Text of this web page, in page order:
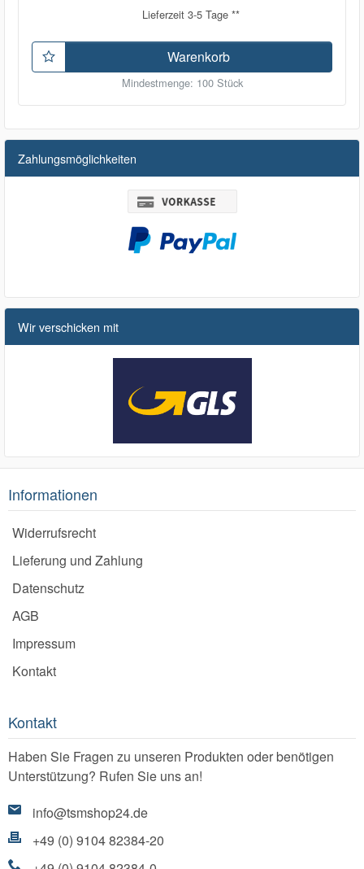
Lieferzeit 3-5 Tage **
Warenkorb
Mindestmenge: 100 Stück
Zahlungsmöglichkeiten
Wir verschicken mit
Informationen
Widerrufsrecht
Lieferung und Zahlung
Datenschutz
AGB
Impressum
Kontakt
Kontakt
Haben Sie Fragen zu unseren Produkten oder benötigen
Unterstützung? Rufen Sie uns an!
info@tsmshop24.de
+49 (0) 9104 82384-20